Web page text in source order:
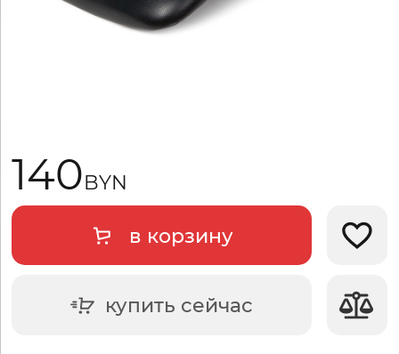
140BYN
в корзину
купить сейчас